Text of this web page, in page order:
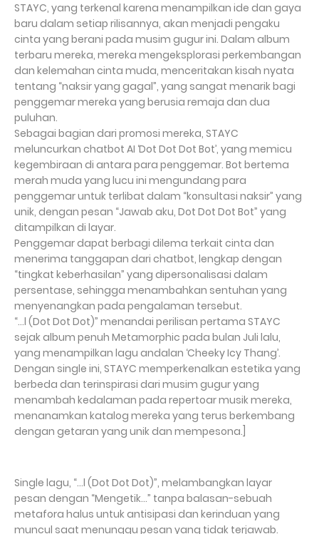
STAYC, yang terkenal karena menampilkan ide dan gaya
baru dalam setiap rilisannya, akan menjadi pengaku
cinta yang berani pada musim gugur ini. Dalam album
terbaru mereka, mereka mengeksplorasi perkembangan
dan kelemahan cinta muda, menceritakan kisah nyata
tentang “naksir yang gagal”, yang sangat menarik bagi
penggemar mereka yang berusia remaja dan dua
puluhan.
Sebagai bagian dari promosi mereka, STAYC
meluncurkan chatbot AI ‘Dot Dot Dot Bot’, yang memicu
kegembiraan di antara para penggemar. Bot bertema
merah muda yang lucu ini mengundang para
penggemar untuk terlibat dalam “konsultasi naksir” yang
unik, dengan pesan “Jawab aku, Dot Dot Dot Bot” yang
ditampilkan di layar.
Penggemar dapat berbagi dilema terkait cinta dan
menerima tanggapan dari chatbot, lengkap dengan
“tingkat keberhasilan” yang dipersonalisasi dalam
persentase, sehingga menambahkan sentuhan yang
menyenangkan pada pengalaman tersebut.
“…l (Dot Dot Dot)” menandai perilisan pertama STAYC
sejak album penuh Metamorphic pada bulan Juli lalu,
yang menampilkan lagu andalan ‘Cheeky Icy Thang’.
Dengan single ini, STAYC memperkenalkan estetika yang
berbeda dan terinspirasi dari musim gugur yang
menambah kedalaman pada repertoar musik mereka,
menanamkan katalog mereka yang terus berkembang
dengan getaran yang unik dan mempesona.]
Single lagu, “…l (Dot Dot Dot)”, melambangkan layar
pesan dengan “Mengetik…” tanpa balasan-sebuah
metafora halus untuk antisipasi dan kerinduan yang
muncul saat menunggu pesan yang tidak terjawab.